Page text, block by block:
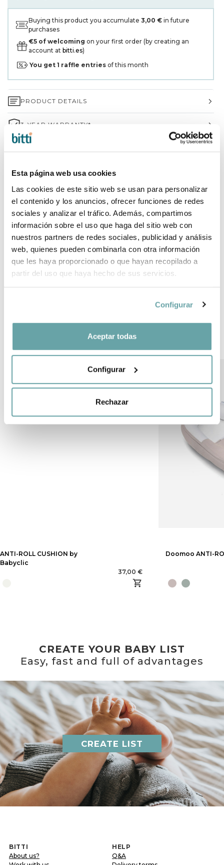
Esta página web usa cookies
Las cookies de este sitio web se usan para personalizar
el contenido y los anuncios, ofrecer funciones de redes
sociales y analizar el tráfico. Además, compartimos
información sobre el uso que haga del sitio web con
nuestros partners de redes sociales, publicidad y análisis
web, quienes pueden combinarla con otra información
que les haya proporcionado o que hayan recopilado a
partir del uso que haya hecho de sus servicios.
Configurar
Aceptar todas
Configurar
Rechazar
Buying this product you accumulate 3,00 € in future
purchases
€5 of welcoming on your first order (by creating an
account at bitti.es)
You get 1 raffle entries of this month
PRODUCT DETAILS
3-YEAR WARRANTY*
WHY CHOOSE BITTI?
SHARE
OTHER CUSTOMERS ALSO VIEWED
ANTI-ROLL CUSHION by
Babyclic
37,00 €
Doomoo ANTI-
CREATE YOUR BABY LIST
Easy, fast and full of advantages
CREATE LIST
BITTI
About us?
HELP
Q&A